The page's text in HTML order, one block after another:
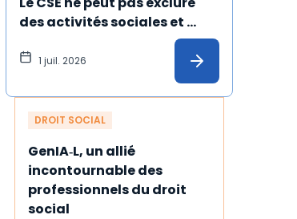
des activités sociales et
absents depuis un certain
1 juil. 2026
DROIT SOCIAL
GenIA‑L, un allié
incontournable des
professionnels du droit
social